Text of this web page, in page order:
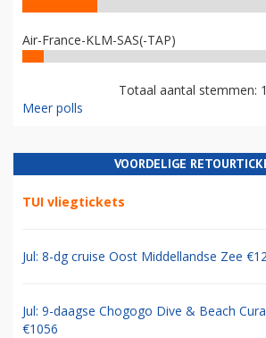
Air-France-KLM-SAS(-TAP)
Totaal aantal stemmen:
Meer polls
VOORDELIGE
TUI vliegtickets
Jul: 8-dg cruise Oost Middellandse Zee
Jul: 9-daagse Chogogo Dive & Beach
€1056